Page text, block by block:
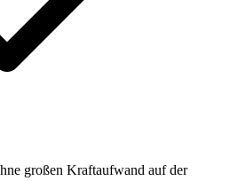
großen Kraftaufwand auf der